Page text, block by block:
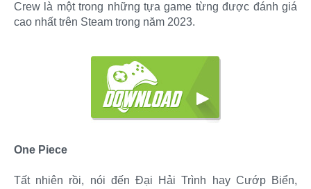
Crew là một trong những tựa game từng được đánh giá
cao nhất trên Steam trong năm 2023.
One Piece
Tất nhiên rồi, nói đến Đại Hải Trình hay Cướp Biển,